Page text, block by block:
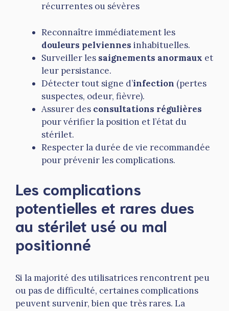
récurrentes ou sévères
Reconnaître immédiatement les
douleurs pelviennes inhabituelles.
Surveiller les saignements anormaux et
leur persistance.
Détecter tout signe d’infection (pertes
suspectes, odeur, fièvre).
Assurer des consultations régulières
pour vérifier la position et l’état du
stérilet.
Respecter la durée de vie recommandée
pour prévenir les complications.
Les complications
potentielles et rares dues
au stérilet usé ou mal
positionné
Si la majorité des utilisatrices rencontrent peu
ou pas de difficulté, certaines complications
peuvent survenir, bien que très rares. La